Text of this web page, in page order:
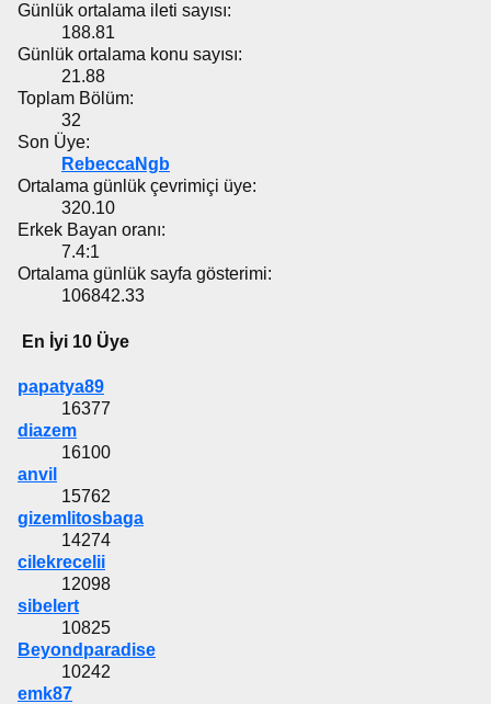
Günlük ortalama ileti sayısı:
188.81
Günlük ortalama konu sayısı:
21.88
Toplam Bölüm:
32
Son Üye:
RebeccaNgb
Ortalama günlük çevrimiçi üye:
320.10
Erkek Bayan oranı:
7.4:1
Ortalama günlük sayfa gösterimi:
106842.33
En İyi 10 Üye
papatya89
16377
diazem
16100
anvil
15762
gizemlitosbaga
14274
cilekrecelii
12098
sibelert
10825
Beyondparadise
10242
emk87